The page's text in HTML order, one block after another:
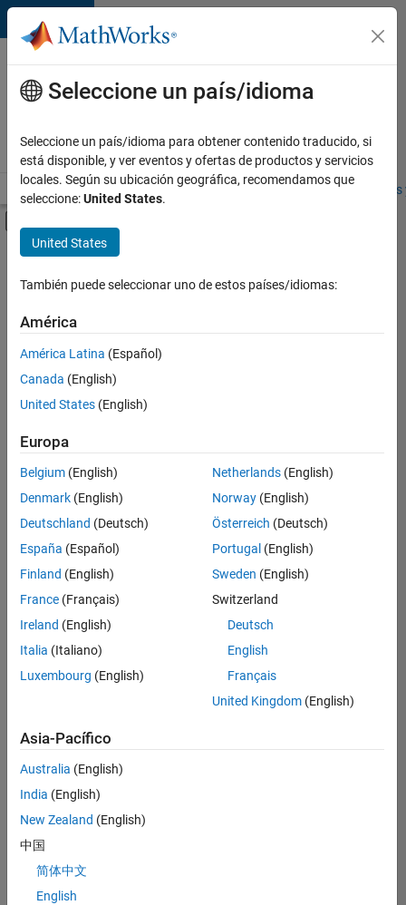
Saltar al contenido
Ofertas
de
empleo
MathWorks
Visión general Búsqueda de empleo Oficinas locales
Contenido principal
FILTRADO POR
User Experience
Industry Marketing
Ordenar por
Guardar
empleos
seleccionados
No se
han
traducido
todos
los
empleos.
Busque
por
ubicación
todos
empleos
en su
zona.
Oil & Gas Industry Manager
Seleccione un país/idioma
Seleccione un país/idioma para obtener contenido traducido, si
está disponible, y ver eventos y ofertas de productos y servicios
locales. Según su ubicación geográfica, recomendamos que
seleccione:United States.
United States
También puede seleccionar uno de estos países/idiomas:
América
América Latina (Español)
Canada (English)
United States (English)
Europa
Belgium (English)
Denmark (English)
Deutschland (Deutsch)
España (Español)
Finland (English)
France (Français)
Ireland (English)
Italia (Italiano)
Luxembourg (English)
Netherlands(English)
Norway(English)
Österreich (Deutsch)
Portugal (English)
Sweden (English)
Switzerland
Deutsch
English
Français
United Kingdom(English)
Asia-Pacífico
Australia (English)
India (English)
New Zealand (English)
中国
简体中文
English